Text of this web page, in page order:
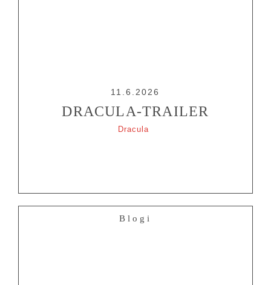
11.6.2026
DRACULA-TRAILER
Dracula
Blogi